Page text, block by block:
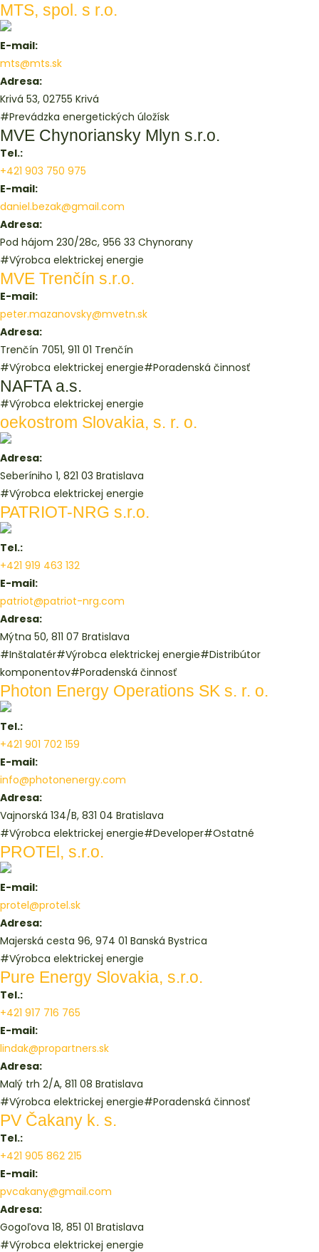
MTS, spol. s r.o.
E-mail:
mts@mts.sk
Adresa:
Krivá 53, 02755 Krivá
#Prevádzka energetických úložísk
MVE Chynoriansky Mlyn s.r.o.
Tel.:
+421 903 750 975
E-mail:
daniel.bezak@gmail.com
Adresa:
Pod hájom 230/28c, 956 33 Chynorany
#Výrobca elektrickej energie
MVE Trenčín s.r.o.
E-mail:
peter.mazanovsky@mvetn.sk
Adresa:
Trenčín 7051, 911 01 Trenčín
#Výrobca elektrickej energie#Poradenská činnosť
NAFTA a.s.
#Výrobca elektrickej energie
oekostrom Slovakia, s. r. o.
Adresa:
Seberíniho 1, 821 03 Bratislava
#Výrobca elektrickej energie
PATRIOT-NRG s.r.o.
Tel.:
+421 919 463 132
E-mail:
patriot@patriot-nrg.com
Adresa:
Mýtna 50, 811 07 Bratislava
#Inštalatér#Výrobca elektrickej energie#Distribútor
komponentov#Poradenská činnosť
Photon Energy Operations SK s. r. o.
Tel.:
+421 901 702 159
E-mail:
info@photonenergy.com
Adresa:
Vajnorská 134/B, 831 04 Bratislava
#Výrobca elektrickej energie#Developer#Ostatné
PROTEl, s.r.o.
E-mail:
protel@protel.sk
Adresa:
Majerská cesta 96, 974 01 Banská Bystrica
#Výrobca elektrickej energie
Pure Energy Slovakia, s.r.o.
Tel.:
+421 917 716 765
E-mail:
lindak@propartners.sk
Adresa:
Malý trh 2/A, 811 08 Bratislava
#Výrobca elektrickej energie#Poradenská činnosť
PV Čakany k. s.
Tel.:
+421 905 862 215
E-mail:
pvcakany@gmail.com
Adresa:
Gogoľova 18, 851 01 Bratislava
#Výrobca elektrickej energie